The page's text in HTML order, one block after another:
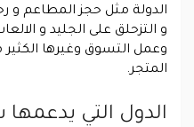
الدولة مثل حجز المطاعم و
و التزحلق على الجليد و
وعمل التسوق وغيرها
المتجر.
الدول التي يدعمها